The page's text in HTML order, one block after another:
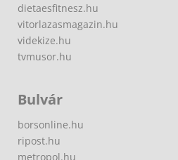
dietaesfitnesz.hu
vitorlazasmagazin.hu
videkize.hu
tvmusor.hu
Bulvár
borsonline.hu
ripost.hu
metropol.hu